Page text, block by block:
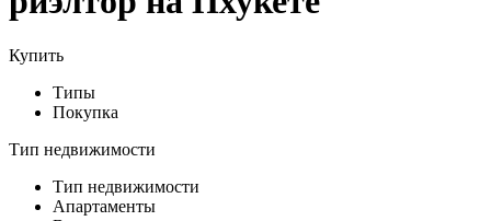
Купить
Типы
Покупка
Тип недвижимости
Тип недвижимости
Апартаменты